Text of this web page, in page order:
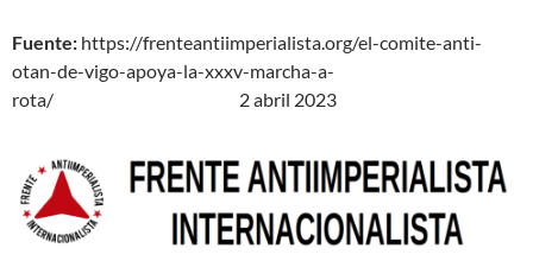
Fuente: https://frenteantiimperialista.org/el-comite-anti-
otan-de-vigo-apoya-la-xxxv-marcha-a-
rota/ 2 abril 2023